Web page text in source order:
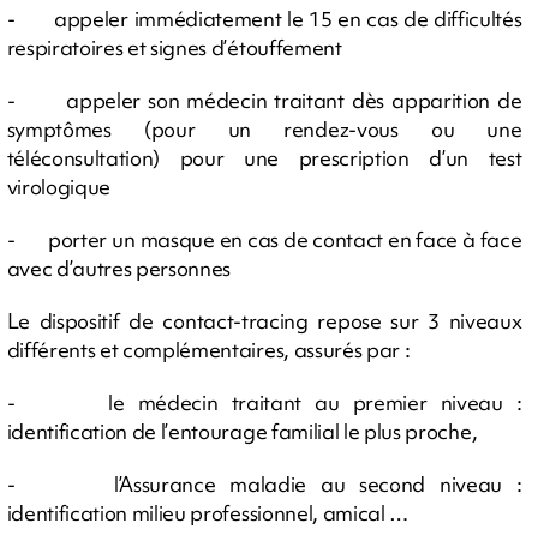
- appeler immédiatement le 15 en cas de difficultés
respiratoires et signes d’étouffement
- appeler son médecin traitant dès apparition de
symptômes (pour un rendez-vous ou une
téléconsultation) pour une prescription d’un test
virologique
- porter un masque en cas de contact en face à face
avec d’autres personnes
Le dispositif de contact-tracing repose sur 3 niveaux
différents et complémentaires, assurés par :
- le médecin traitant au premier niveau :
identification de l’entourage familial le plus proche,
- l’Assurance maladie au second niveau :
identification milieu professionnel, amical …